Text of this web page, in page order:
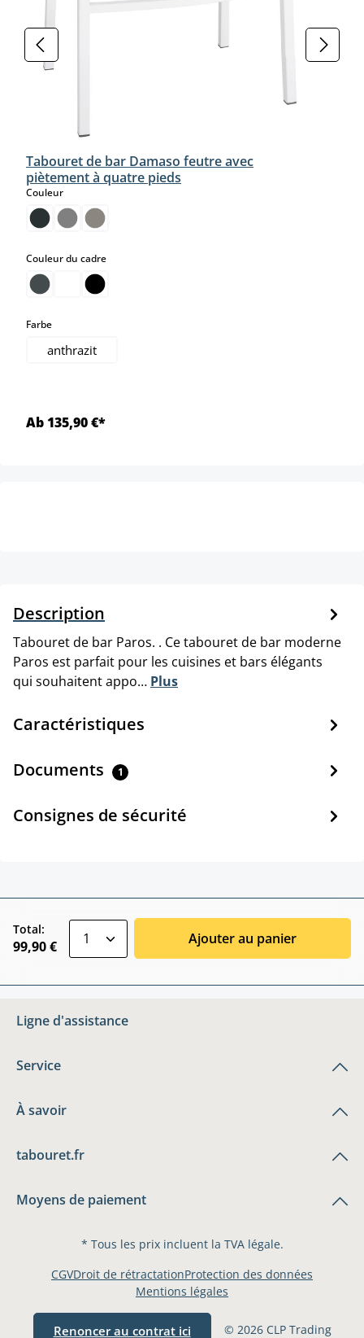
Tabouret de bar Damaso feutre avec
piètement à quatre pieds
Couleurselect
Couleur du cadreselect
Farbeselect
anthrazit
Ab 135,90 €*
Description
Tabouret de bar Paros. . Ce tabouret de bar moderne
Paros est parfait pour les cuisines et bars élégants
qui souhaitent appo… Plus
Caractéristiques
Documents 1
Consignes de sécurité
Total:
99,90 € Ajouter au panier
Ligne d'assistance
Service
À savoir
tabouret.fr
Moyens de paiement
* Tous les prix incluent la TVA légale.
Renoncer au contrat ici © 2026 CLP Trading
CGVDroit de rétractationProtection des données
Mentions légales